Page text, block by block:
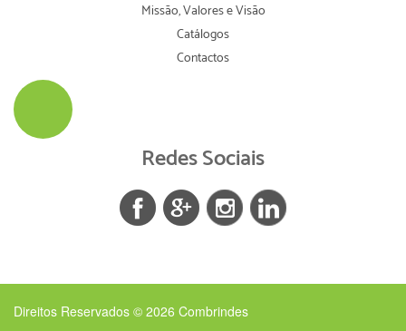
Missão, Valores e Visão
Catálogos
Contactos
Redes Sociais
Direitos Reservados © 2026 Combrindes